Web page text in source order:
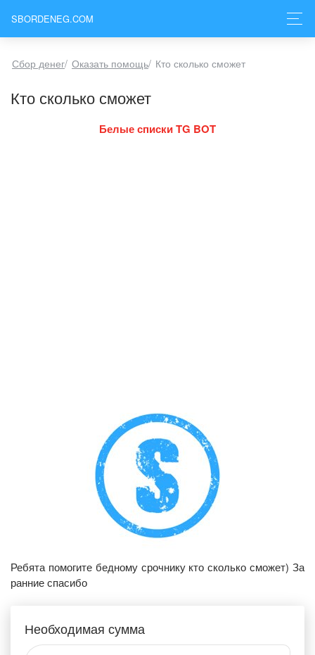
SBORDENEG.COM
Сбор денег/ Оказать помощь/ Кто сколько сможет
Кто сколько сможет
Белые списки TG BOT
Ребята помогите бедному срочнику кто сколько сможет) За
ранние спасибо
Необходимая сумма